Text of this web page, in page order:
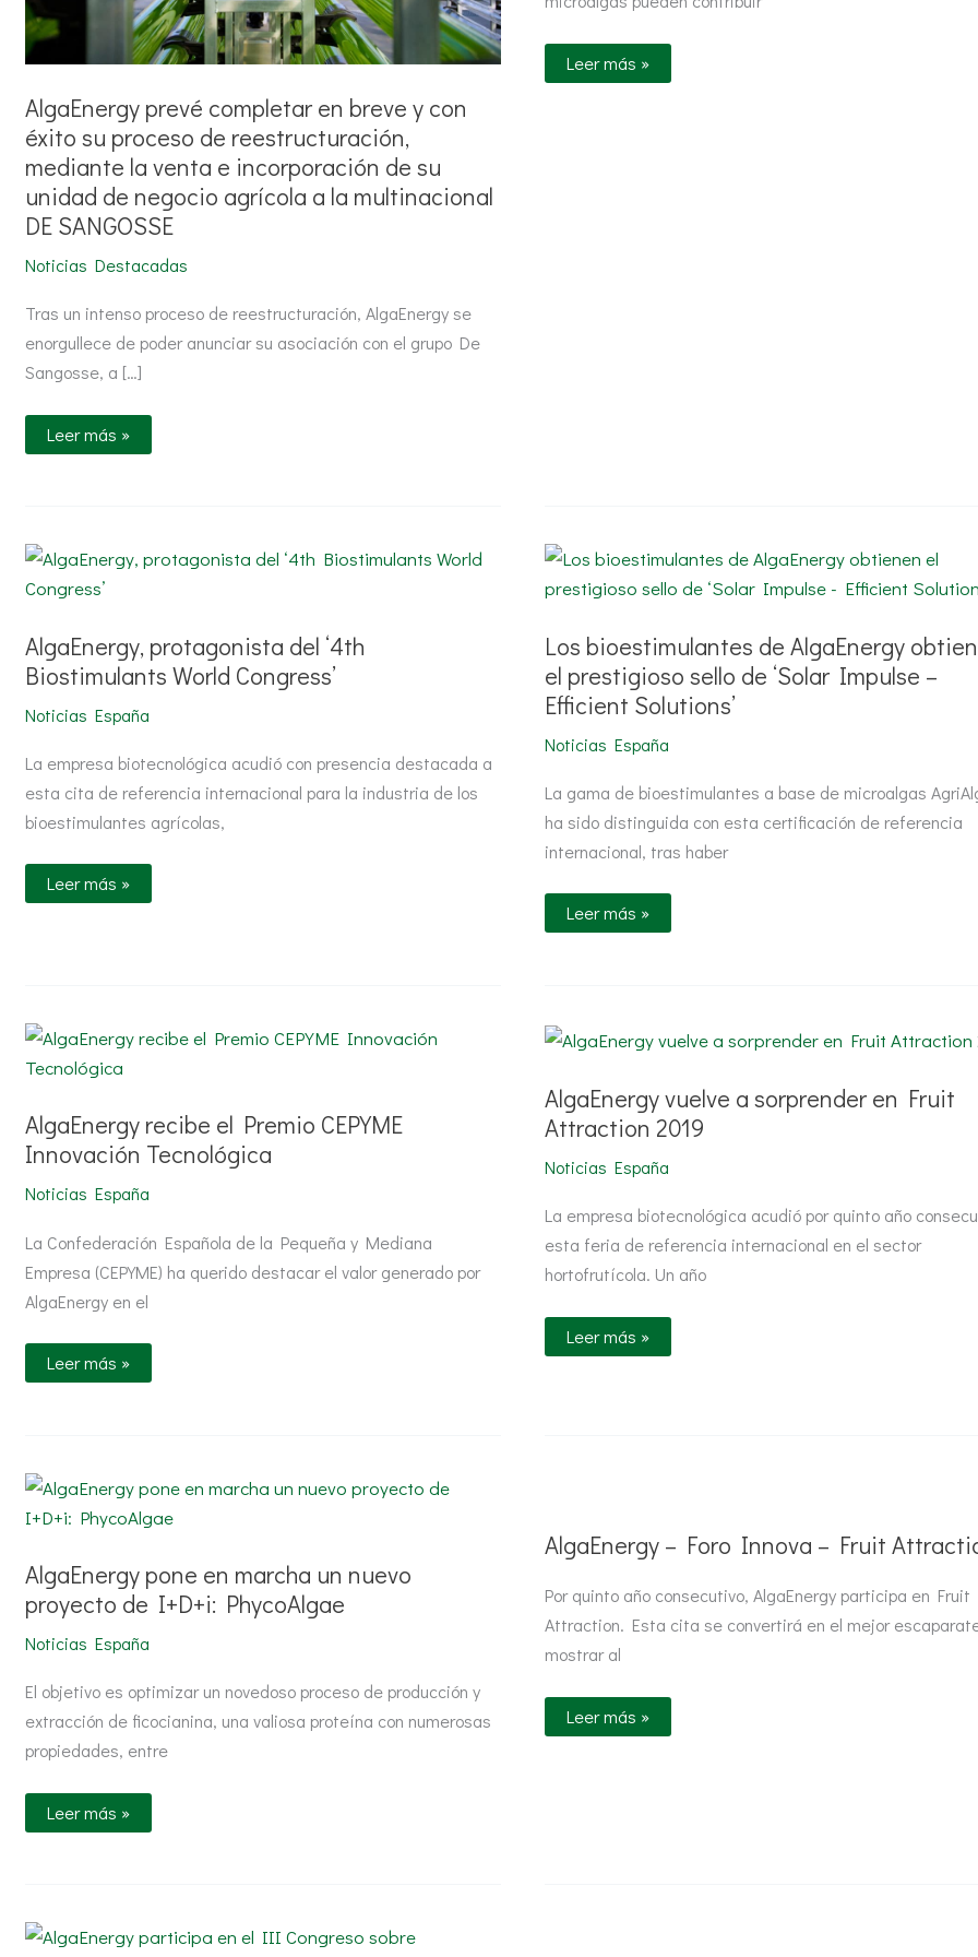
AlgaEnergy prevé completar en breve y con
éxito su proceso de reestructuración,
mediante la venta e incorporación de su
unidad de negocio agrícola a la multinacional
DE SANGOSSE
Noticias Destacadas
Tras un intenso proceso de reestructuración, AlgaEnergy se
enorgullece de poder anunciar su asociación con el grupo De
Sangosse, a […]
e
incorporación
su
de
negocio
agrícola
a
la
multinacional
DE
SANGOSSE
Leer más »
Leer más »
AlgaEnergy, protagonista del ‘4th
Biostimulants World Congress’
Noticias España
La empresa biotecnológica acudió con presencia destacada a
esta cita de referencia internacional para la industria de los
bioestimulantes agrícolas,
AlgaEnergy,
protagonista
del
‘4th
World
Congress’
Leer más »
Los bioestimulantes de AlgaEnergy
el prestigioso sello de ‘Solar Impulse –
Efficient Solutions’
Noticias España
La gama de bioestimulantes a base de microalgas
ha sido distinguida con esta certificación de referencia
internacional, tras haber
Los
bioestimulantes
de
AlgaEnergy
el
prestigioso
sello
de
‘Solar
–
Leer más »
AlgaEnergy recibe el Premio CEPYME
Innovación Tecnológica
Noticias España
La Confederación Española de la Pequeña y Mediana
Empresa (CEPYME) ha querido destacar el valor generado por
AlgaEnergy en el
AlgaEnergy
recibe
el
Premio
Innovación
Tecnológica
Leer más »
AlgaEnergy vuelve a sorprender en Fruit
Attraction 2019
Noticias España
La empresa biotecnológica acudió por quinto año
esta feria de referencia internacional en el sector
hortofrutícola. Un año
AlgaEnergy
vuelve
en
Fruit
Attraction
Leer más »
AlgaEnergy pone en marcha un nuevo
proyecto de I+D+i: PhycoAlgae
Noticias España
El objetivo es optimizar un novedoso proceso de producción y
extracción de ficocianina, una valiosa proteína con numerosas
propiedades, entre
AlgaEnergy
pone
en
marcha
nuevo
proyecto
de
I+D+i:
PhycoAlgae
Leer más »
AlgaEnergy – Foro Innova – Fruit
Por quinto año consecutivo, AlgaEnergy participa en Fruit
Attraction. Esta cita se convertirá en el mejor
mostrar al
Innova
–
Fruit
Attraction
Leer más »
AlgaEnergy
participa